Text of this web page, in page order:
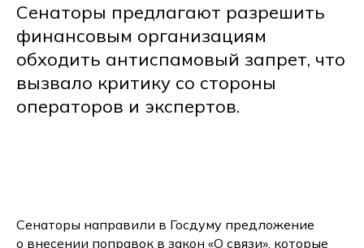
Сенаторы предлагают разрешить
финансовым организациям
обходить антиспамовый запрет, что
вызвало критику со стороны
операторов и экспертов.
Сенаторы направили в Госдуму предложение
о внесении поправок в закон «О связи», которые